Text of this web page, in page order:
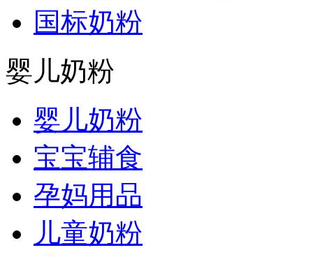
国标奶粉
婴儿奶粉
婴儿奶粉
宝宝辅食
孕妈用品
儿童奶粉